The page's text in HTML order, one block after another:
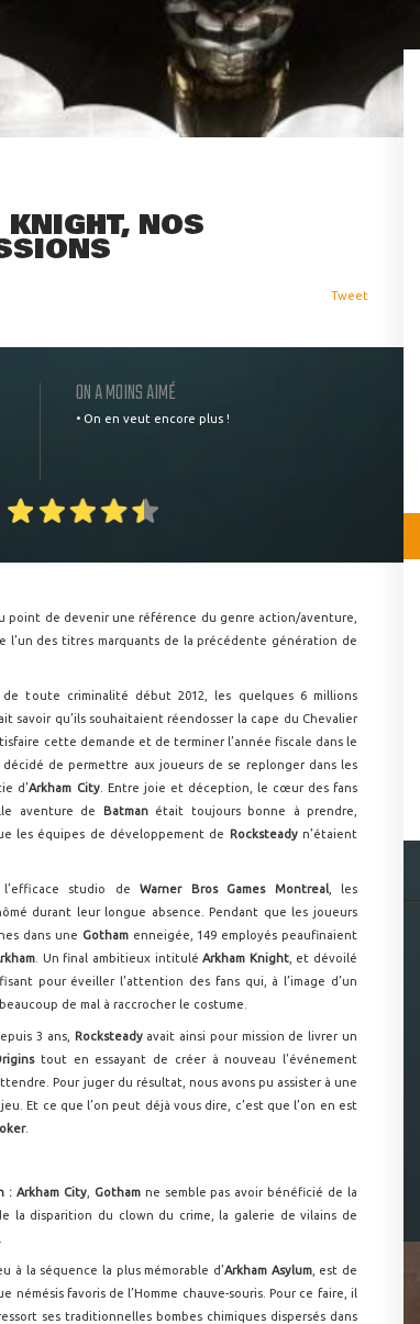
NOS
Tweet
ON A MOINS AIMÉ
• On en veut encore plus !
point de devenir une référence du genre action/aventure,
l’un des titres marquants de la précédente génération de
toute criminalité début 2012, les quelques 6 millions
savoir qu’ils souhaitaient réendosser la cape du Chevalier
cette demande et de terminer l’année fiscale dans le
de permettre aux joueurs de se replonger dans les
d’Arkham City. Entre joie et déception, le cœur des fans
aventure de
Batmanétait toujours bonne à prendre,
les équipes de développement de Rocksteadyn’étaient
l’efficace studio deWarner Bros Games Montreal, les
durant leur longue absence. Pendant que les joueurs
dans une Gothamenneigée, 149 employés peaufinaient
. Un final ambitieux intituléArkham Knight, et dévoilé
pour éveiller l’attention des fans qui, à l’image d’un
de mal à raccrocher le costume.
3 ans, Rocksteadyavait ainsi pour mission de livrer un
tout en essayant de créer à nouveau l’événement
Pour juger du résultat, nous avons pu assister à une
Et ce que l’on peut déjà vous dire, c’est que l’on en est
.
: Arkham City, Gothamne semble pas avoir bénéficié de la
la disparition du clown du crime, la galerie de vilains de
à la séquence la plus mémorable d’Arkham Asylum, est de
favoris de l’Homme chauve-souris. Pour ce faire, il
ses traditionnelles bombes chimiques dispersés dans